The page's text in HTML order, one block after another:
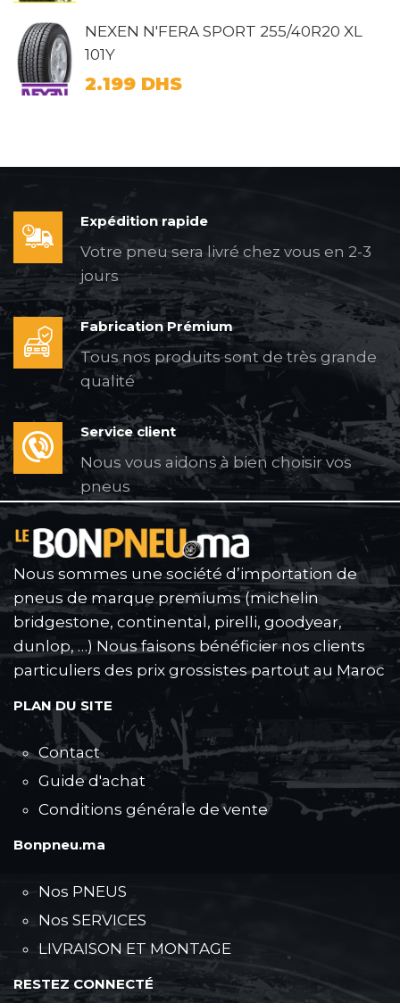
NEXEN N'FERA SPORT 255/40R20 XL
101Y
2.199 DHS
Expédition rapide
Votre pneu sera livré chez vous en 2-3
jours
Fabrication Prémium
Tous nos produits sont de très grande
qualité
Service client
Nous vous aidons à bien choisir vos
pneus
Nous sommes une société d’importation de
pneus de marque premiums (michelin
bridgestone, continental, pirelli, goodyear,
dunlop, …) Nous faisons bénéficier nos clients
particuliers des prix grossistes partout au Maroc
PLAN DU SITE
Contact
Guide d'achat
Conditions générale de vente
Bonpneu.ma
Nos PNEUS
Nos SERVICES
LIVRAISON ET MONTAGE
RESTEZ CONNECTÉ